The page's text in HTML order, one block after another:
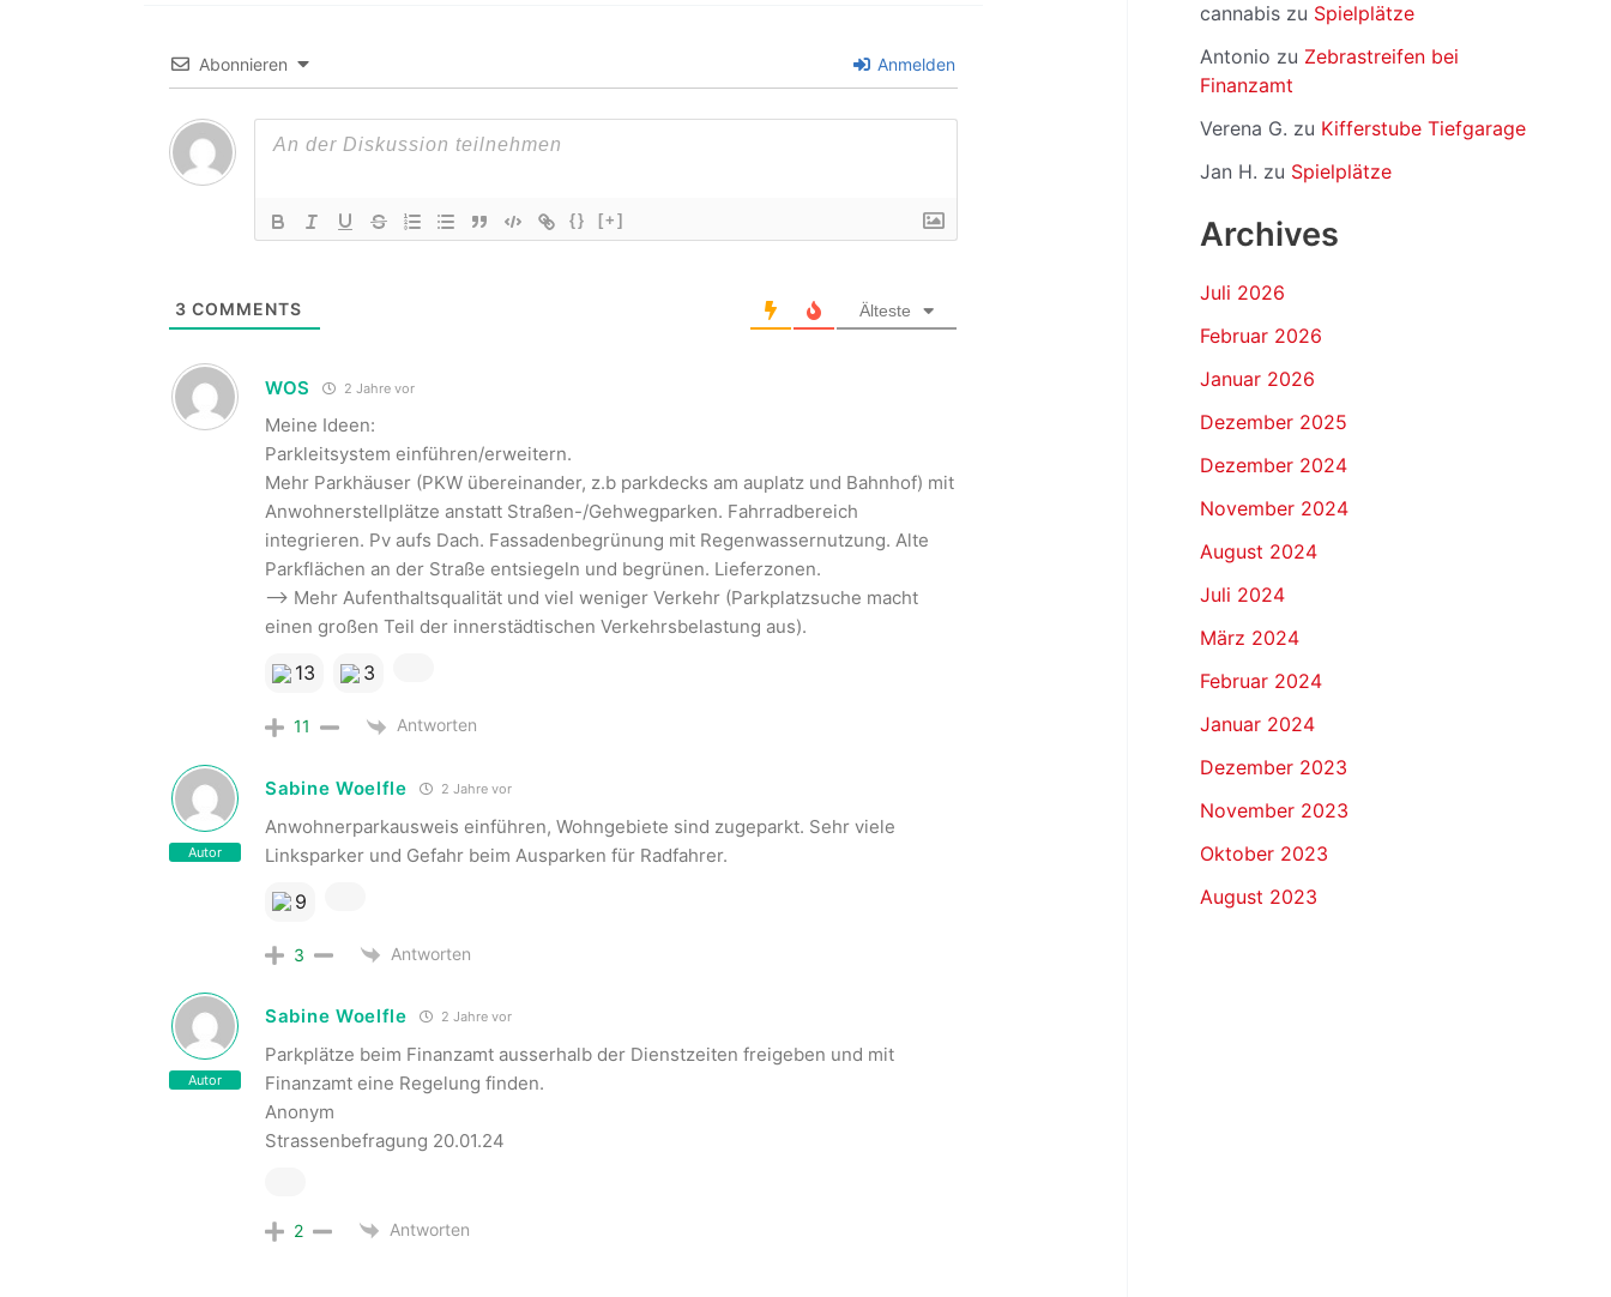
Abonnieren Anmelden
{} [+]
3 COMMENTS Älteste
WOS 2 Jahre vor
Meine Ideen:
Parkleitsystem einführen/erweitern.
Mehr Parkhäuser (PKW übereinander, z.b parkdecks am auplatz und Bahnhof) mit
Anwohnerstellplätze anstatt Straßen-/Gehwegparken. Fahrradbereich
integrieren. Pv aufs Dach. Fassadenbegrünung mit Regenwassernutzung. Alte
Parkflächen an der Straße entsiegeln und begrünen. Lieferzonen.
–> Mehr Aufenthaltsqualität und viel weniger Verkehr (Parkplatzsuche macht
einen großen Teil der innerstädtischen Verkehrsbelastung aus).
13 3
11 Antworten
Autor
Sabine Woelfle 2 Jahre vor
Anwohnerparkausweis einführen, Wohngebiete sind zugeparkt. Sehr viele
Linksparker und Gefahr beim Ausparken für Radfahrer.
9
3 Antworten
Autor
Sabine Woelfle 2 Jahre vor
Parkplätze beim Finanzamt ausserhalb der Dienstzeiten freigeben und mit
Finanzamt eine Regelung finden.
Anonym
Strassenbefragung 20.01.24
2 Antworten
cannabiszu Spielplätze
Antonio zu Zebrastreifen bei
Finanzamt
Verena G. zu Kifferstube Tiefgarage
Jan H. zu Spielplätze
Archives
Juli 2026
Februar 2026
Januar 2026
Dezember 2025
Dezember 2024
November 2024
August 2024
Juli 2024
März 2024
Februar 2024
Januar 2024
Dezember 2023
November 2023
Oktober 2023
August 2023